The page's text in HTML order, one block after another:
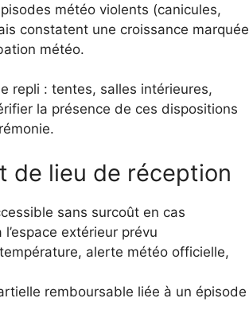
météo violents (canicules,
constatent une croissance marquée
météo.
repli : tentes, salles intérieures,
la présence de ces dispositions
de lieu de réception
sans surcoût en cas
extérieur prévu
alerte météo officielle,
remboursable liée à un épisode